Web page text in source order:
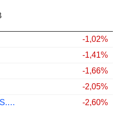
-1,02%
-1,41%
-1,66%
-2,05%
BRUNELLO CUCINELLI S.P.A.
-2,60%